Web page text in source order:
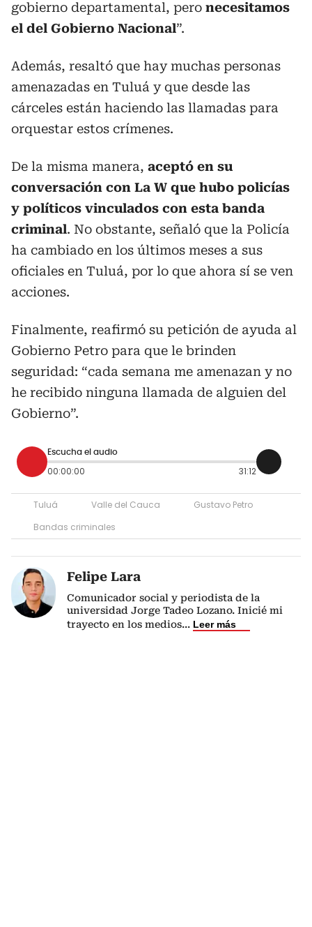
gobierno departamental, pero necesitamos
el del Gobierno Nacional”.
Además, resaltó que hay muchas personas
amenazadas en Tuluá y que desde las
cárceles están haciendo las llamadas para
orquestar estos crímenes.
De la misma manera, aceptó en su
conversación con La W que hubo policías
y políticos vinculados con esta banda
criminal. No obstante, señaló que la Policía
ha cambiado en los últimos meses a sus
oficiales en Tuluá, por lo que ahora sí se ven
acciones.
Finalmente, reafirmó su petición de ayuda al
Gobierno Petro para que le brinden
seguridad: “cada semana me amenazan y no
he recibido ninguna llamada de alguien del
Gobierno”.
Escucha el audio
00:00:00 31:12
Tuluá Valle del Cauca
Gustavo Petro
Bandas criminales
Felipe Lara
Comunicador social y periodista de la
universidad Jorge Tadeo Lozano. Inicié mi
trayecto en los medios... Leer más